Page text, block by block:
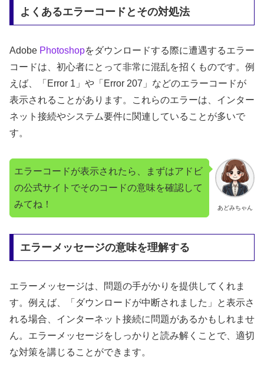
よくあるエラーコードとその対処法
Adobe Photoshopをダウンロードする際に遭遇するエラー
コードは、初心者にとって非常に混乱を招くものです。例
えば、「Error 1」や「Error 207」などのエラーコードが
表示されることがあります。これらのエラーは、インター
ネット接続やシステム要件に関連していることが多いで
す。
あどみちゃん
エラーコードが表示されたら、まずはアドビ
の公式サイトでそのコードの意味を確認して
みてね！
エラーメッセージの意味を理解する
エラーメッセージは、問題の手がかりを提供してくれま
す。例えば、「ダウンロードが中断されました」と表示さ
れる場合、インターネット接続に問題があるかもしれませ
ん。エラーメッセージをしっかりと読み解くことで、適切
な対策を講じることができます。